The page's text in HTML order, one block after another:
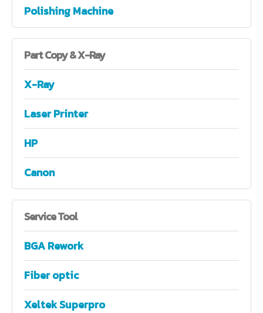
Polishing Machine
PartCopy & X-Ray
X-Ray
Laser Printer
HP
Canon
ServiceTool
BGA Rework
Fiber optic
Xeltek Superpro